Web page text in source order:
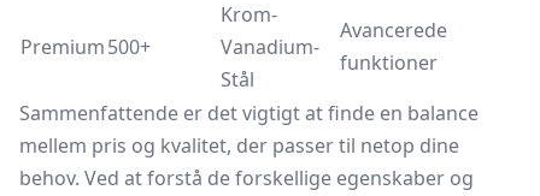
Premium500+
Krom-
Vanadium-
Stål
Avancerede
funktioner
Sammenfattende er det vigtigt at finde en balance
mellem pris og kvalitet, der passer til netop dine
behov. Ved at forstå de forskellige egenskaber og